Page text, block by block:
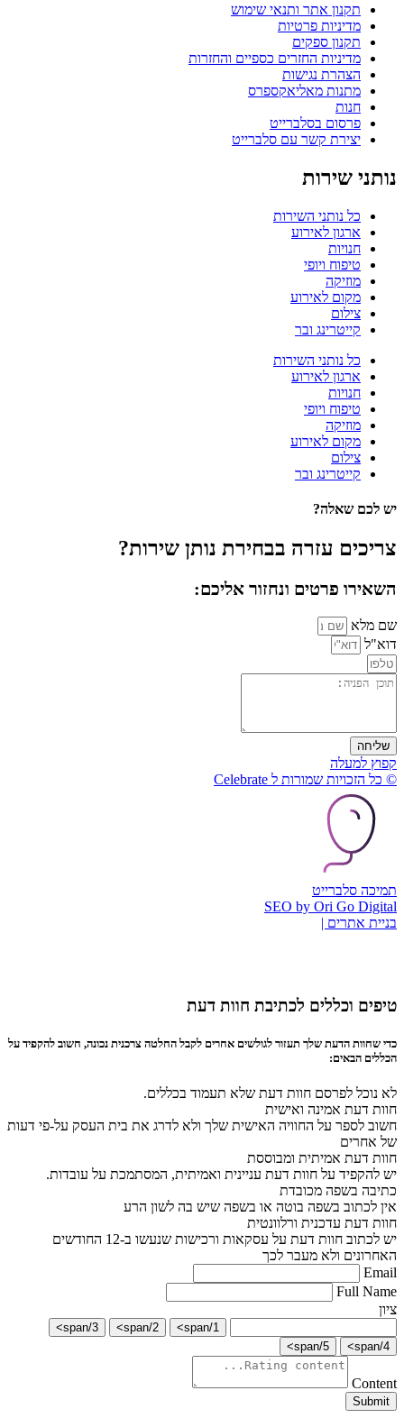
תקנון אתר ותנאי שימוש
מדיניות פרטיות
תקנון ספקים
מדיניות החזרים כספיים והחזרות
הצהרת נגישות
מתנות מאליאקספרס
חנות
פרסום בסלברייט
יצירת קשר עם סלברייט
נותני שירות
כל נותני השירות
ארגון לאירוע
חנויות
טיפוח ויופי
מוזיקה
מקום לאירוע
צילום
קייטרינג ובר
כל נותני השירות
ארגון לאירוע
חנויות
טיפוח ויופי
מוזיקה
מקום לאירוע
צילום
קייטרינג ובר
יש לכם שאלה?
צריכים עזרה בבחירת נותן שירות?
השאירו פרטים ונחזור אליכם:
שם מלא
דוא"ל
שליחה
קפוץ למעלה
© כל הזכויות שמורות ל Celebrate
תמיכה סלברייט
SEO by Ori Go Digital
בניית אתרים |
טיפים וכללים לכתיבת חוות דעת
כדי שחוות הדעת שלך תעזור לגולשים אחרים לקבל החלטה צרכנית נכונה, חשוב להקפיד על
הכללים הבאים:
לא נוכל לפרסם חוות דעת שלא תעמוד בכללים.
חוות דעת אמינה ואישית
חשוב לספר על החוויה האישית שלך ולא לדרג את בית העסק על-פי דעות
של אחרים
חוות דעת אמיתית ומבוססת
יש להקפיד על חוות דעת עניינית ואמיתית, המסתמכת על עובדות.
כתיבה בשפה מכובדת
אין לכתוב בשפה בוטה או בשפה שיש בה לשון הרע
חוות דעת עדכנית ורלוונטית
יש לכתוב חוות דעת על עסקאות ורכישות שנעשו ב-12 החודשים
האחרונים ולא מעבר לכך
Email
Full Name
ציון
1/span>
2/span>
3/span>
4/span>
5/span>
Content
Submit